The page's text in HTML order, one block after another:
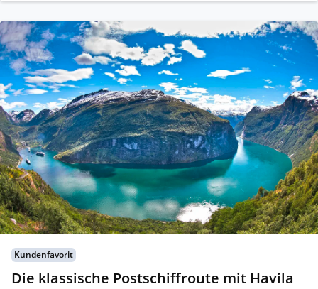
Kundenfavorit
Die klassische Postschiffroute mit Havila